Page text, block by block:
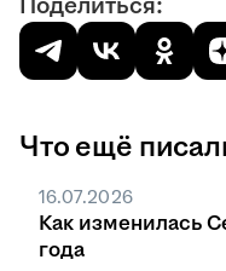
Что ещё
16.07.2026
Как изменилась
года